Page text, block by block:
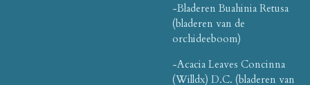
-Bladeren Buahinia Retusa
(bladeren van de
orchideeboom)
-Acacia Leaves Concinna
(Willdx) D.C. (bladeren van